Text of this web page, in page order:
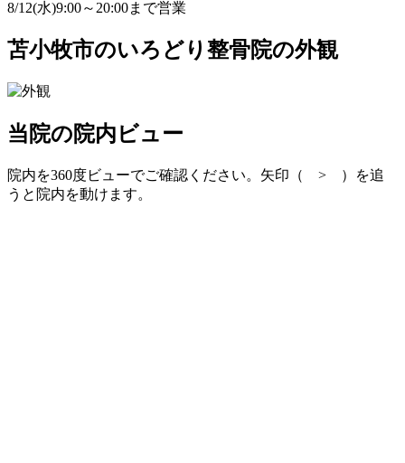
8/12(水)9:00～20:00まで営業
苫小牧市のいろどり整骨院の外観
当院の院内ビュー
院内を360度ビューでご確認ください。矢印（ > ）を追
うと院内を動けます。